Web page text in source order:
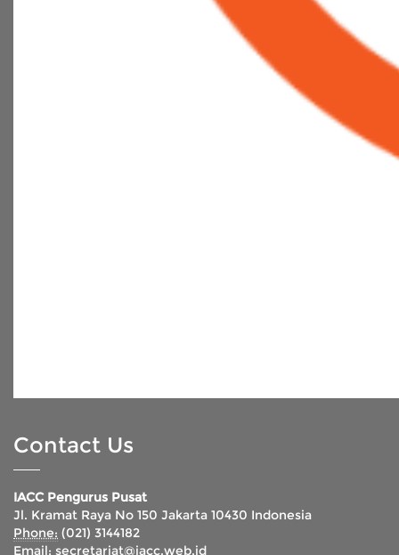
Contact Us
IACC Pengurus Pusat
Jl. Kramat Raya No 150 Jakarta 10430 Indonesia
Phone: (021) 3144182
Email: secretariat@iacc.web.id